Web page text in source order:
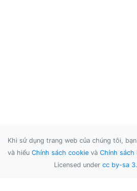
Khi sử dụng trang web của chúng tôi,
và hiểu Chính sách cookie và Chính sách
Licensed under cc by-sa